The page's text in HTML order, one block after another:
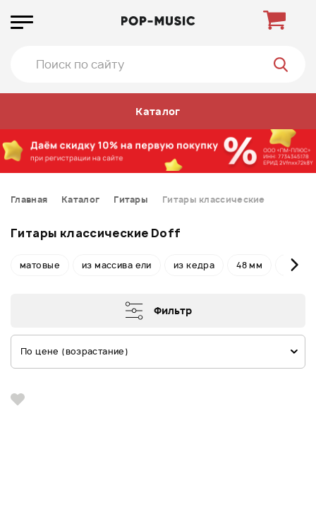
Каталог
Главная Каталог Гитары Гитары классические
Гитары классические Doff
матовые из массива ели из кедра 48 мм 52 мм
Фильтр
По цене (возрастание)